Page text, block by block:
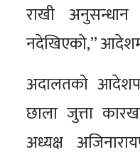
राखी अनुसन्धान
नदेखिएको,”
अदालतको
छाला जुत्ता
अध्यक्ष